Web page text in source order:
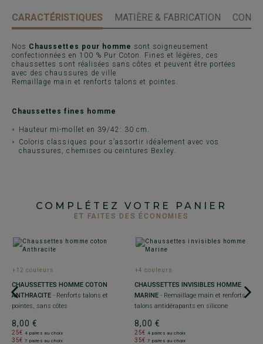
CARACTÉRISTIQUES MATIÈRE & FABRICATION
Nos Chaussettes pour homme sont soigneusement
confectionnées en 100 % Pur Coton. Fines et légères, ces
chaussettes sont réalisées sans côtes et peuvent être portées
avec des chaussures de ville
Remaillage main et renforts talons et pointes.
Chaussettes fines homme
Hauteur mi-mollet en 39/42: 30 cm.
Coloris classiques pour s’assortir idéalement avec vos
chaussures, chemises ou ceintures Bexley.
COMPLÉTEZ VOTRE PANIER
ET FAITES DES ÉCONOMIES
+12 couleurs
CHAUSSETTES HOMME COTON
ANTHRACITE - Renforts talons et
pointes, sans côtes
8,00 €
25€ 4 paires au choix
35€ 7 paires au choix
+4 couleurs
CHAUSSETTES INVISIBLES HOMME
MARINE - Remaillage main et renforts
talons antidérapants en silicone
8,00 €
25€ 4 paires au choix
35€ 7 paires au choix